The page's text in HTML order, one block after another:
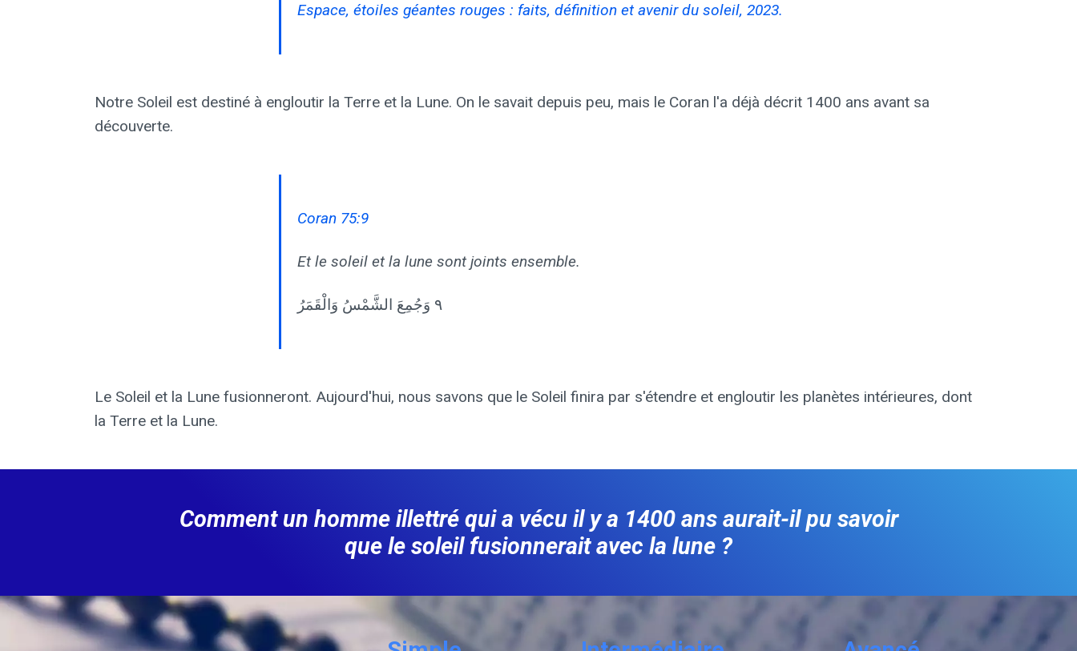
Espace, étoiles géantes rouges : faits, définition et avenir du soleil, 2023.
Notre Soleil est destiné à engloutir la Terre et la Lune. On le savait depuis peu, mais le Coran l'a déjà décrit 1400 ans avant sa
découverte.
Coran 75:9
Et le soleil et la lune sont joints ensemble.
٩ وَجُمِعَ الشَّمْسُ وَالْقَمَرُ
Le Soleil et la Lune fusionneront. Aujourd'hui, nous savons que le Soleil finira par s'étendre et engloutir les planètes intérieures, dont
la Terre et la Lune.
Comment un homme illettré qui a vécu il y a 1400 ans aurait-il pu savoir
que le soleil fusionnerait avec la lune ?